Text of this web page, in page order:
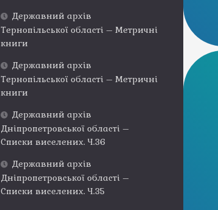
Державний архів
Тернопільської області – Метричні
книги
Державний архів
Тернопільської області – Метричні
книги
Державний архів
Дніпропетровської області –
Списки виселених. Ч.36
Державний архів
Дніпропетровської області –
Списки виселених. Ч.35